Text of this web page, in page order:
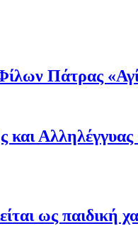
Πάτρας
Αλληλέγγυας
ως παιδική